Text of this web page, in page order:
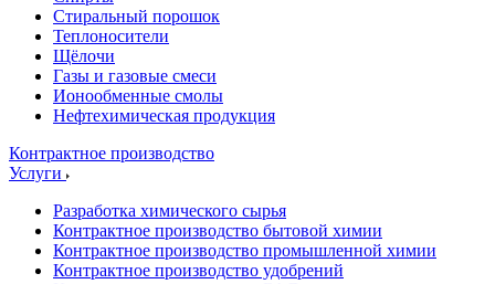
Стиральный порошок
Теплоносители
Щёлочи
Газы и газовые смеси
Ионообменные смолы
Нефтехимическая продукция
Контрактное производство
Услуги
Разработка химического сырья
Контрактное производство бытовой химии
Контрактное производство промышленной химии
Контрактное производство удобрений